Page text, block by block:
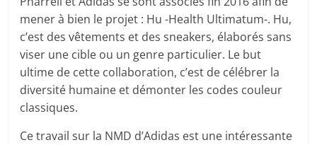
mener à bien le projet : Hu -Health Ultimatum-. Hu,
c’est des vêtements et des sneakers, élaborés sans
viser une cible ou un genre particulier. Le but
ultime de cette collaboration, c’est de célébrer la
diversité humaine et démonter les codes couleur
classiques.
Ce travail sur la NMD d’Adidas est une intéressante